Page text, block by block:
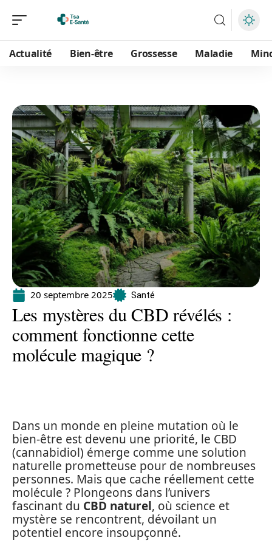
Actualité Bien-être Grossesse Maladie
20 septembre 2025 Santé
Les mystères du CBD révélés :
comment fonctionne cette
molécule magique ?
Dans un monde en pleine mutation où le
bien-être est devenu une priorité, le CBD
(cannabidiol) émerge comme une solution
naturelle prometteuse pour de nombreuses
personnes. Mais que cache réellement cette
molécule ? Plongeons dans l’univers
fascinant du CBD naturel, où science et
mystère se rencontrent, dévoilant un
potentiel encore insoupçonné.